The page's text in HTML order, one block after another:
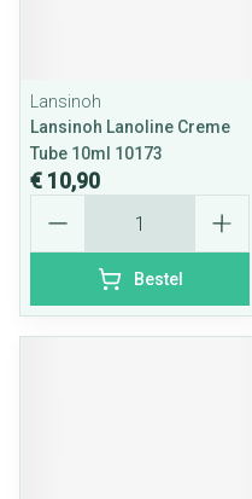
Lansinoh
Lansinoh Lanoline Creme
Tube 10ml 10173
€ 10,90
Bestel